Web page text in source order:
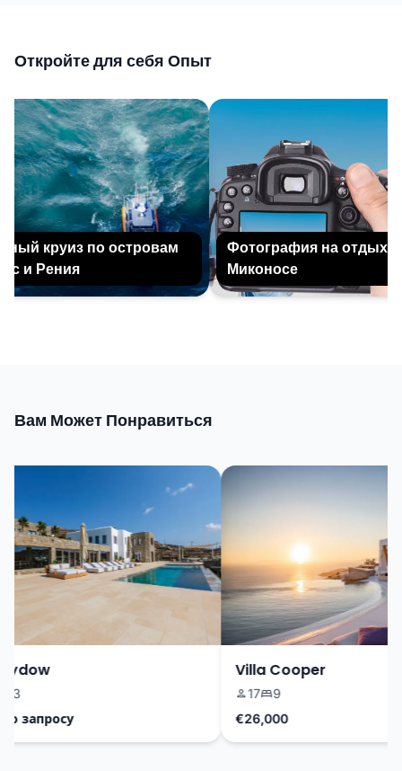
Откройте для себя Опыт
круиз по островам
и Рения
Фотография на отдыхе на
Миконосе
Вам Может Понравиться
Villa Cooper
17
9
€26,000